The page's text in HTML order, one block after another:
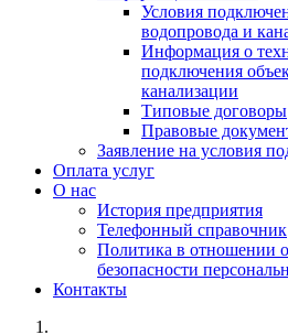
Условия
водопровода и
Информация о
подключения
канализации
Типовые договоры
Правовые
Заявление на условия
Оплата услуг
О нас
История предприятия
Телефонный справочник
Политика в отношении
безопасности
Контакты